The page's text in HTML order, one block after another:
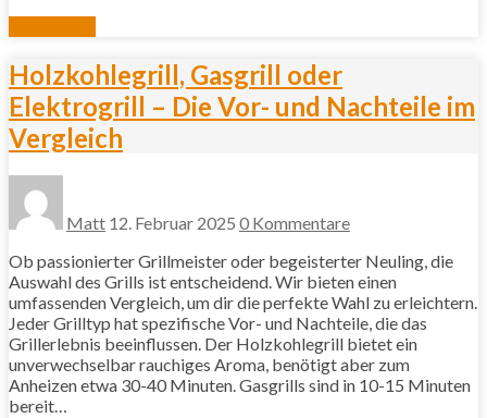
Holzkohlegrill, Gasgrill oder
Elektrogrill – Die Vor- und Nachteile im
Vergleich
Matt 12. Februar 2025 0 Kommentare
Ob passionierter Grillmeister oder begeisterter Neuling, die
Auswahl des Grills ist entscheidend. Wir bieten einen
umfassenden Vergleich, um dir die perfekte Wahl zu erleichtern.
Jeder Grilltyp hat spezifische Vor- und Nachteile, die das
Grillerlebnis beeinflussen. Der Holzkohlegrill bietet ein
unverwechselbar rauchiges Aroma, benötigt aber zum
Anheizen etwa 30-40 Minuten. Gasgrills sind in 10-15 Minuten
bereit…